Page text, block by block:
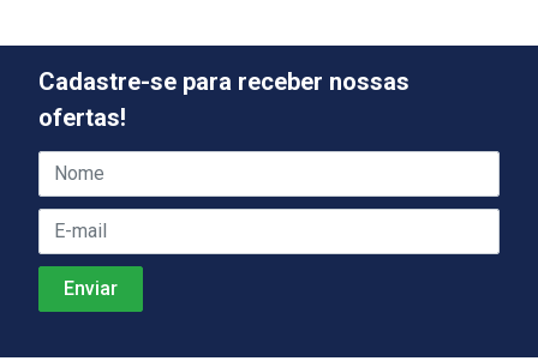
Cadastre-se para receber nossas
ofertas!